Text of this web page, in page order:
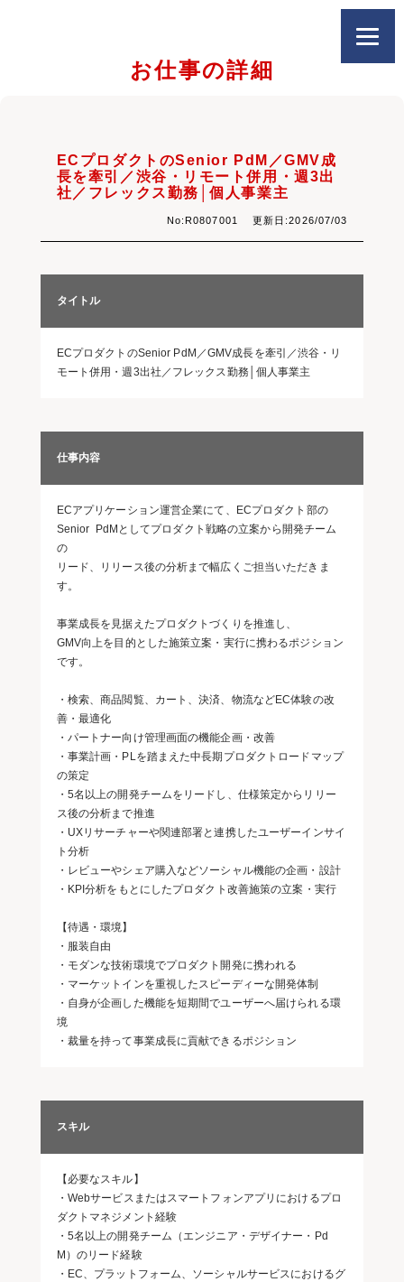
お仕事の詳細
ECプロダクトのSenior PdM／GMV成
長を牽引／渋谷・リモート併用・週3出
社／フレックス勤務│個人事業主
No:R0807001 更新日:2026/07/03
タイトル
ECプロダクトのSenior PdM／GMV成長を牽引／渋谷・リ
モート併用・週3出社／フレックス勤務│個人事業主
仕事内容
ECアプリケーション運営企業にて、ECプロダクト部の
Senior PdMとしてプロダクト戦略の立案から開発チーム
の
リード、リリース後の分析まで幅広くご担当いただきま
す。
事業成長を見据えたプロダクトづくりを推進し、
GMV向上を目的とした施策立案・実行に携わるポジション
です。
・検索、商品閲覧、カート、決済、物流などEC体験の改
善・最適化
・パートナー向け管理画面の機能企画・改善
・事業計画・PLを踏まえた中長期プロダクトロードマップ
の策定
・5名以上の開発チームをリードし、仕様策定からリリー
ス後の分析まで推進
・UXリサーチャーや関連部署と連携したユーザーインサイ
ト分析
・レビューやシェア購入などソーシャル機能の企画・設計
・KPI分析をもとにしたプロダクト改善施策の立案・実行
【待遇・環境】
・服装自由
・モダンな技術環境でプロダクト開発に携われる
・マーケットインを重視したスピーディーな開発体制
・自身が企画した機能を短期間でユーザーへ届けられる環
境
・裁量を持って事業成長に貢献できるポジション
スキル
【必要なスキル】
・Webサービスまたはスマートフォンアプリにおけるプロ
ダクトマネジメント経験
・5名以上の開発チーム（エンジニア・デザイナー・Pd
M）のリード経験
・EC、プラットフォーム、ソーシャルサービスにおけるグ